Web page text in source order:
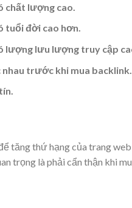
chất lượng cao.
tuổi đời cao hơn.
lượng lưu lượng truy cập
trước khi mua backlink.
tăng thứ hạng của trang
trọng là phải cẩn thận khi